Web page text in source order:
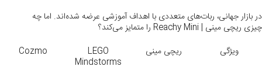
در بازار جهانی، ربات‌های متعددی با اهداف آموزشی عرضه شده‌اند. اما چه
چیزی ریچی مینی | Reachy Mini را متمایز می‌کند؟
ویژگی
ریچی مینی LEGO
Mindstorms
Cozmo